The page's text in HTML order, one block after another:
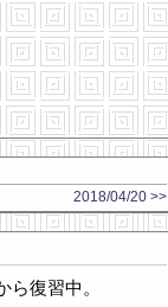
2018/04/20 >>
復習中。